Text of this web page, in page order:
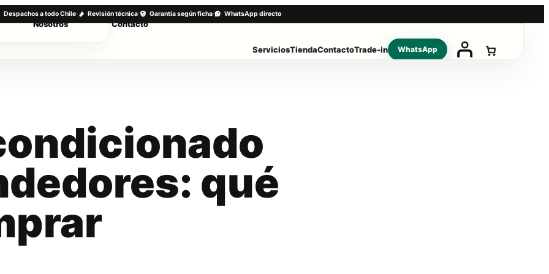
Despachos a todo Chile· Revisión técnica· Garantía según ficha· WhatsApp directo
ServiciosTiendaContactoTrade-in WhatsApp
Nosotros Contacto
qué